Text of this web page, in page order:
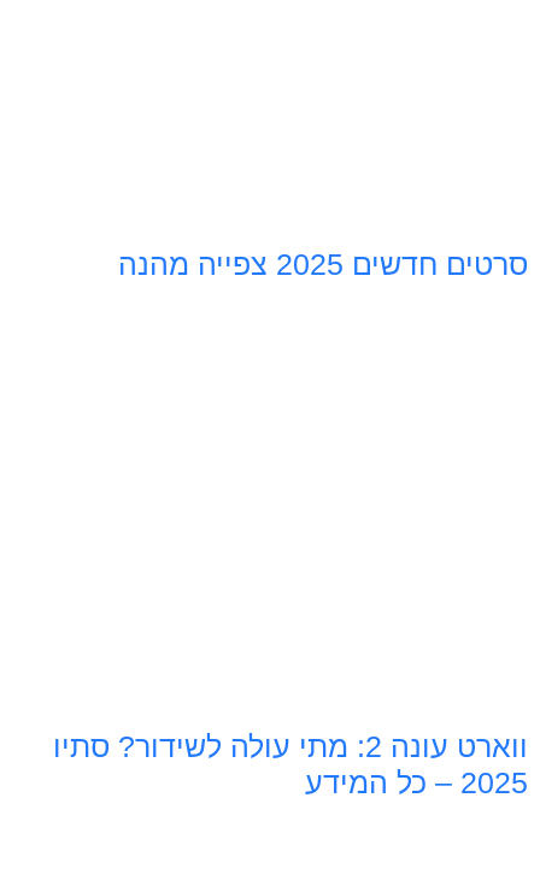
סרטים חדשים 2025 צפייה מהנה
ווארט עונה 2: מתי עולה לשידור? סתיו
2025 – כל המידע